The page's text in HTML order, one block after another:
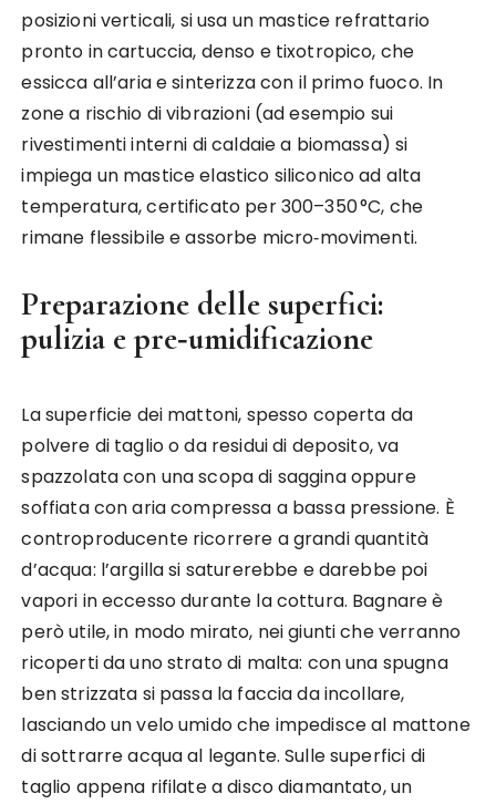
posizioni verticali, si usa un mastice refrattario
pronto in cartuccia, denso e tixotropico, che
essicca all’aria e sinterizza con il primo fuoco. In
zone a rischio di vibrazioni (ad esempio sui
rivestimenti interni di caldaie a biomassa) si
impiega un mastice elastico siliconico ad alta
temperatura, certificato per 300–350 °C, che
rimane flessibile e assorbe micro‑movimenti.
Preparazione delle superfici:
pulizia e pre‑umidificazione
La superficie dei mattoni, spesso coperta da
polvere di taglio o da residui di deposito, va
spazzolata con una scopa di saggina oppure
soffiata con aria compressa a bassa pressione. È
controproducente ricorrere a grandi quantità
d’acqua: l’argilla si saturerebbe e darebbe poi
vapori in eccesso durante la cottura. Bagnare è
però utile, in modo mirato, nei giunti che verranno
ricoperti da uno strato di malta: con una spugna
ben strizzata si passa la faccia da incollare,
lasciando un velo umido che impedisce al mattone
di sottrarre acqua al legante. Sulle superfici di
taglio appena rifilate a disco diamantato, un